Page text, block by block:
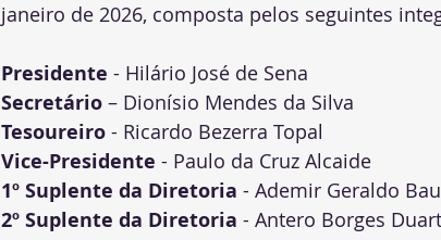
janeiro de 2026, composta pelos seguintes
Presidente - Hilário José de Sena
Secretário – Dionísio Mendes da Silva
Tesoureiro - Ricardo Bezerra Topal
Vice-Presidente - Paulo da Cruz Alcaide
1º Suplente da Diretoria - Ademir Geraldo
2º Suplente da Diretoria - Antero Borges